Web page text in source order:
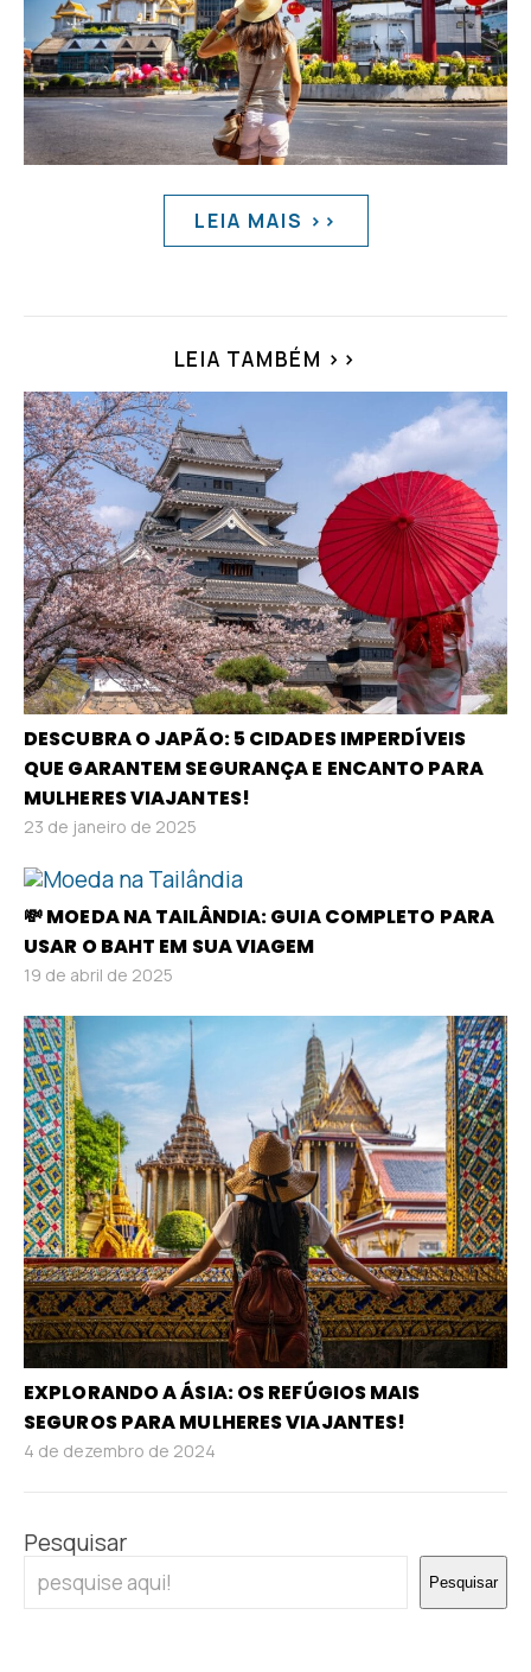
LEIA MAIS >>
LEIA TAMBÉM >>
DESCUBRA O JAPÃO: 5 CIDADES IMPERDÍVEIS
QUE GARANTEM SEGURANÇA E ENCANTO PARA
MULHERES VIAJANTES!
23 de janeiro de 2025
💸 MOEDA NA TAILÂNDIA: GUIA COMPLETO PARA
USAR O BAHT EM SUA VIAGEM
19 de abril de 2025
EXPLORANDO A ÁSIA: OS REFÚGIOS MAIS
SEGUROS PARA MULHERES VIAJANTES!
4 de dezembro de 2024
Pesquisar
Pesquisar